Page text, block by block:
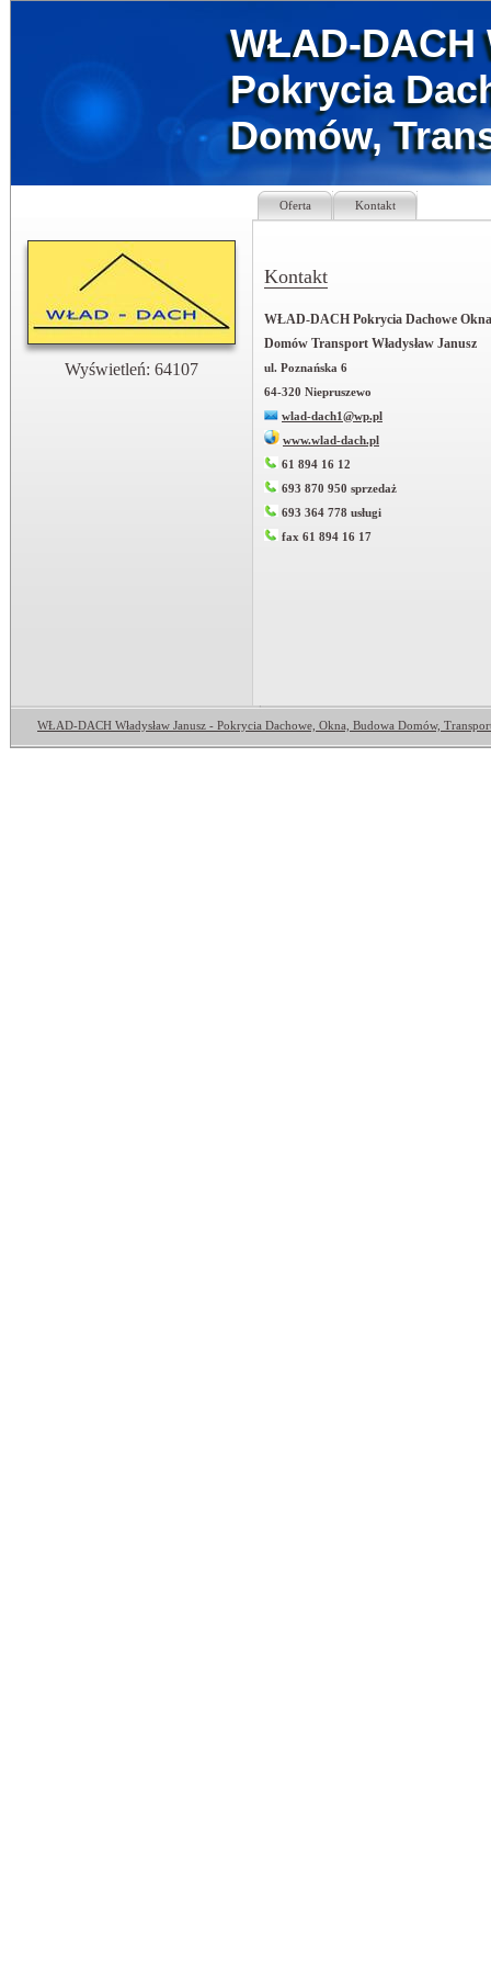
WŁAD-DACH
Pokrycia
Domów,
Wyświetleń: 64107
Oferta Kontakt
Kontakt
WŁAD-DACH Pokrycia Dachowe
Domów Transport Władysław Janusz
ul. Poznańska 6
64-320 Niepruszewo
wlad-dach1@wp.pl
www.wlad-dach.pl
61 894 16 12
693 870 950 sprzedaż
693 364 778 usługi
fax 61 894 16 17
WŁAD-DACH Władysław Janusz - Pokrycia Dachowe, Okna, Budowa Domów,